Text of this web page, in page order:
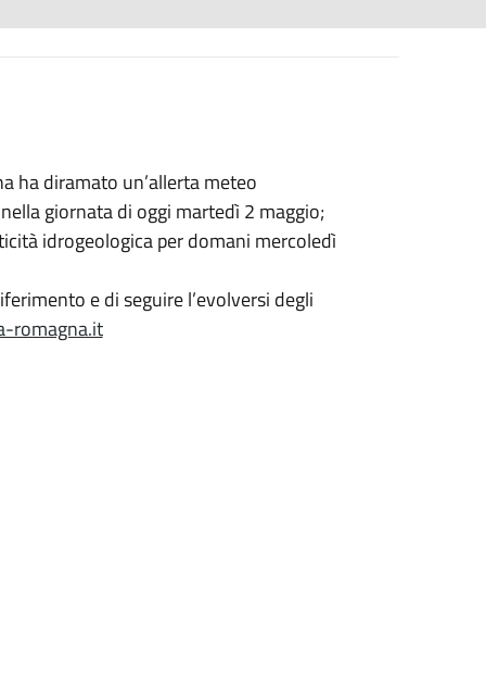
ha diramato un’allerta meteo
giornata di oggi martedì 2 maggio;
idrogeologica per domani mercoledì
e di seguire l’evolversi degli
romagna.it